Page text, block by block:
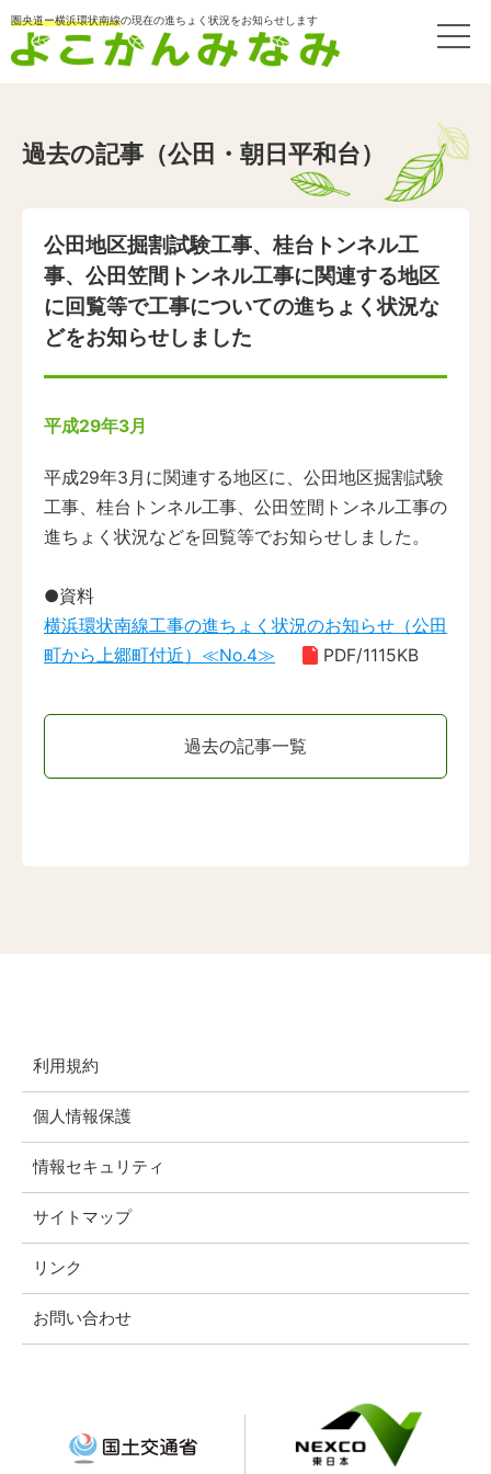
圏央道ー横浜環状南線の現在の進ちょく状況をお知らせします
過去の記事（公田・朝日平和台）
公田地区掘割試験工事、桂台トンネル工
事、公田笠間トンネル工事に関連する地区
に回覧等で工事についての進ちょく状況な
どをお知らせしました
平成29年3月
平成29年3月に関連する地区に、公田地区掘割試験
工事、桂台トンネル工事、公田笠間トンネル工事の
進ちょく状況などを回覧等でお知らせしました。
●資料
横浜環状南線工事の進ちょく状況のお知らせ（公田
町から上郷町付近）≪No.4≫
PDF/1115KB
過去の記事一覧
利用規約
個人情報保護
情報セキュリティ
サイトマップ
リンク
お問い合わせ